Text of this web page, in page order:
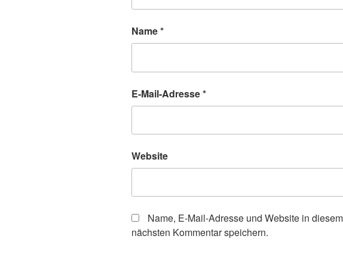
Name*
E-Mail-Adresse*
Website
Name, E-Mail-Adresse und Website in
nächsten Kommentar speichern.